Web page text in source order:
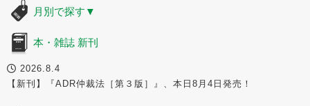
月別で探す ▼
本・雑誌 新刊
2026.8.4
【新刊】『ADR仲裁法［第３版］』、本日8月4日発売！